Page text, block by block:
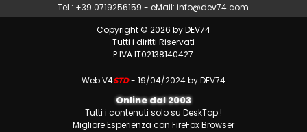
Tel.: +39 0719256159 - eMail:info@dev74.com
Copyright © 2026 by DEV74
Tutti i diritti Riservati
P.IVA IT02138140427
Web V4STD- 19/04/2024 by DEV74
Online dal 2003
Tutti i contenuti solo su DeskTop !
Migliore Esperienza con FireFox Browser